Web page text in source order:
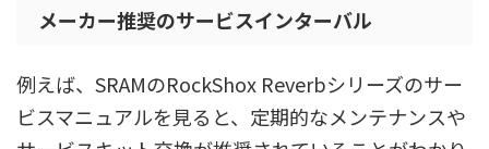
メーカー推奨のサービスインターバル
例えば、SRAMのRockShox Reverbシリーズのサー
ビスマニュアルを見ると、定期的なメンテナンスや